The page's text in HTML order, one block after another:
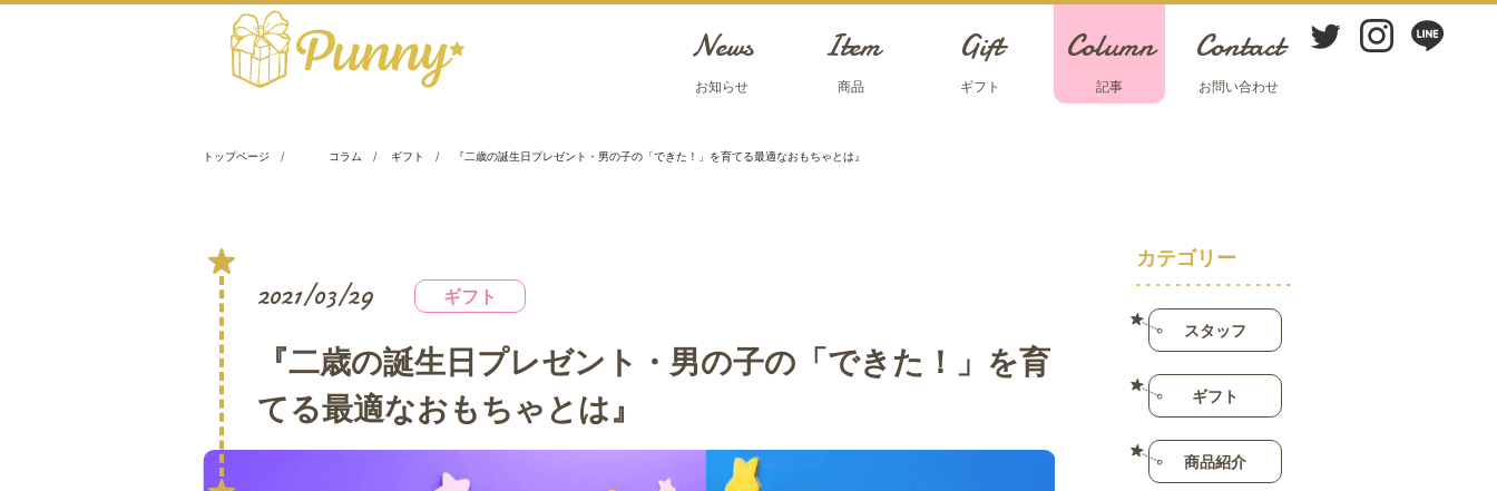
News
お知らせ
Item
商品
Gift
ギフト
Column
記事
Contact
お問い合わせ
トップページ コラム ギフト 『二歳の誕生日プレゼント・男の子の「できた！」を育てる最適なおもちゃとは』
2021/03/29 ギフト
『二歳の誕生日プレゼント・男の子の「できた！」を育
てる最適なおもちゃとは』
カテゴリー
スタッフ
ギフト
商品紹介